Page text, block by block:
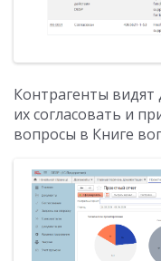
Контрагенты
их согласовать и
вопросы в Книге